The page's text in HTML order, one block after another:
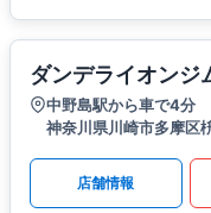
ダンデライオンジ
中野島駅から車で4分
神奈川県川崎市多摩区
店舗情報